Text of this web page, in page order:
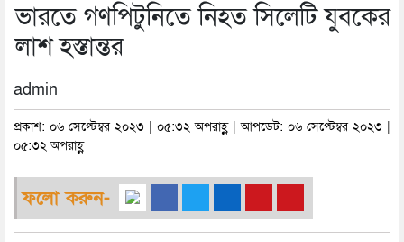
ভারতে গণপিটুনিতে নিহত সিলেটি যুবকের
লাশ হস্তান্তর
admin
প্রকাশ: ০৬ সেপ্টেম্বর ২০২৩ | ০৫:৩২ অপরাহ্ণ | আপডেট: ০৬ সেপ্টেম্বর ২০২৩ |
০৫:৩২ অপরাহ্ণ
ফলো করুন-